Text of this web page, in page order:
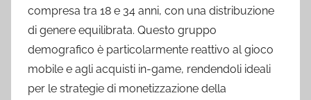
compresa tra 18 e 34 anni, con una distribuzione
di genere equilibrata. Questo gruppo
demografico è particolarmente reattivo al gioco
mobile e agli acquisti in-game, rendendoli ideali
per le strategie di monetizzazione della